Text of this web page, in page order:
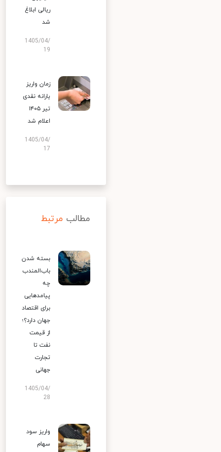
ریالی ابلاغ
شد
1405/04/
19
زمان واریز
یارانه نقدی
تیر ۱۴۰۵
اعلام شد
1405/04/
17
مطالب مرتبط
بسته شدن
باب‌المندب
چه
پیامدهایی
برای اقتصاد
جهان دارد؟؛
از قیمت
نفت تا
تجارت
جهانی
1405/04/
28
واریز سود
سهام